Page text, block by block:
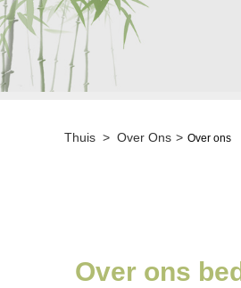
Thuis > Over Ons > Over ons
Over ons